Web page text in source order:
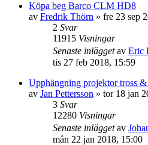
Köpa beg Barco CLM HD8
av Fredrik Thörn » fre 23 sep
2 Svar
11915 Visningar
Senaste inläggetav Eric
tis 27 feb 2018, 15:59
Upphängning projektor tross
av Jan Pettersson » tor 18 jan
3 Svar
12280 Visningar
Senaste inläggetav
mån 22 jan 2018, 15:00